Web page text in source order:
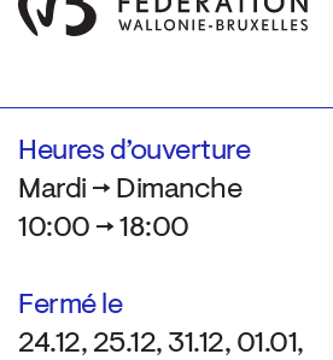
Heures d’ouverture
Mardi → Dimanche
10:00 → 18:00
Fermé le
24.12, 25.12, 31.12, 01.01,